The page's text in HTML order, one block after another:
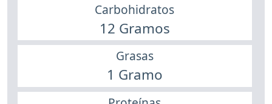
Carbohidratos
12 Gramos
Grasas
1 Gramo